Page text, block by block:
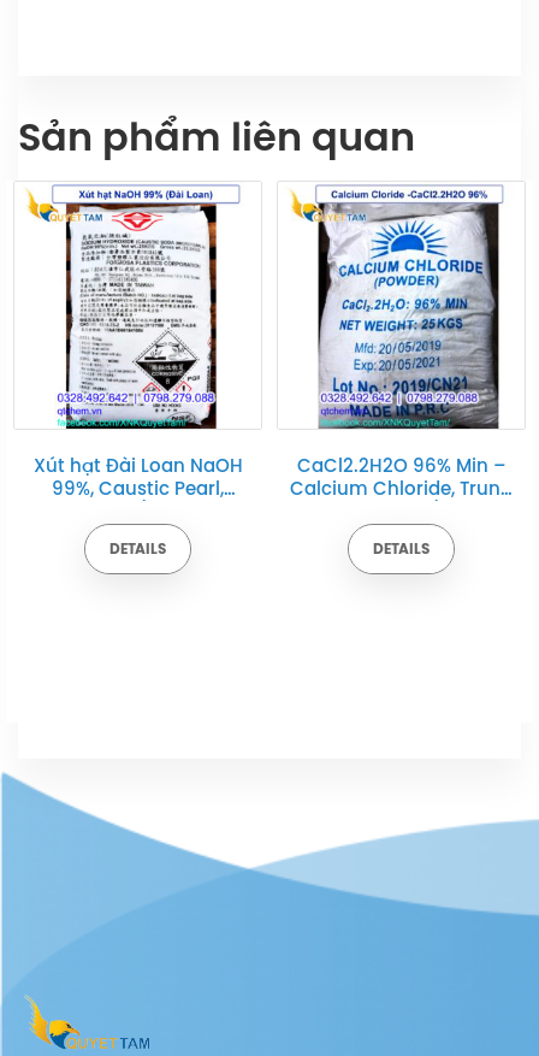
Sản phẩm liên quan
Xút hạt Đài Loan NaOH
99%, Caustic Pearl,
DETAILS
CaCl2.2H2O 96% Min –
Calcium Chloride, Trung
DETAILS